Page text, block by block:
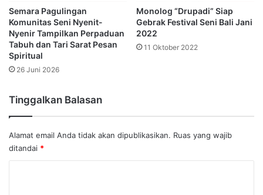
Semara Pagulingan
Komunitas Seni Nyenit-
Nyenir Tampilkan Perpaduan
Tabuh dan Tari Sarat Pesan
Spiritual
26 Juni 2026
Monolog “Drupadi” Siap
Gebrak Festival Seni Bali Jani
2022
11 Oktober 2022
Tinggalkan Balasan
Alamat email Anda tidak akan dipublikasikan. Ruas yang wajib
ditandai *